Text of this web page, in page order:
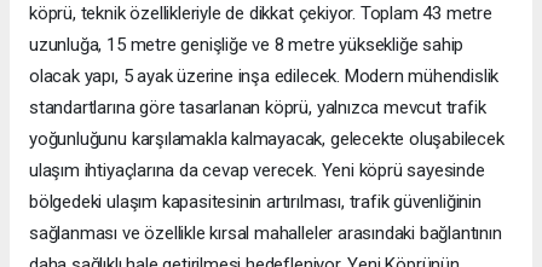
köprü, teknik özellikleriyle de dikkat çekiyor. Toplam 43 metre
uzunluğa, 15 metre genişliğe ve 8 metre yüksekliğe sahip
olacak yapı, 5 ayak üzerine inşa edilecek. Modern mühendislik
standartlarına göre tasarlanan köprü, yalnızca mevcut trafik
yoğunluğunu karşılamakla kalmayacak, gelecekte oluşabilecek
ulaşım ihtiyaçlarına da cevap verecek. Yeni köprü sayesinde
bölgedeki ulaşım kapasitesinin artırılması, trafik güvenliğinin
sağlanması ve özellikle kırsal mahalleler arasındaki bağlantının